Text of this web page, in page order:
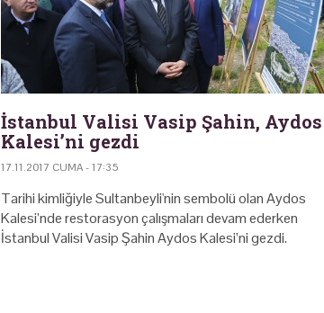
İstanbul Valisi Vasip Şahin, Aydos
Kalesi’ni gezdi
17.11.2017 CUMA - 17:35
Tarihi kimliğiyle Sultanbeyli'nin sembolü olan Aydos
Kalesi’nde restorasyon çalışmaları devam ederken
İstanbul Valisi Vasip Şahin Aydos Kalesi’ni gezdi.